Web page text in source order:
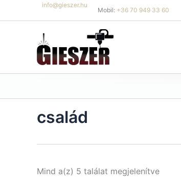
to
info@gieszer.hu
Mobil: +36 70 949 33 60
család
Mind a(z) 5 találat megjelenítveSorted